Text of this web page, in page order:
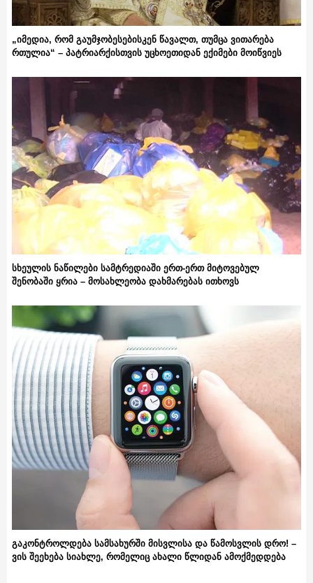
„იმედია, რომ გაუმჯობესებისკენ წავალთ, თუმცა ვითარება
რთულია“ – პატრიარქისთვის უცხოეთიდან ექიმები მოიწვიეს
სხეულის ნაწილები სამტრედიაში ერთ-ერთ მიტოვებულ
შენობაში ყრია – მოსახლეობა დახმარებას ითხოვს
გაკონტროლდება სამსახურში მისვლისა და წამოსვლის დრო! –
ვის შეეხება სიახლე, რომელიც ახალი წლიდან ამოქმედდება